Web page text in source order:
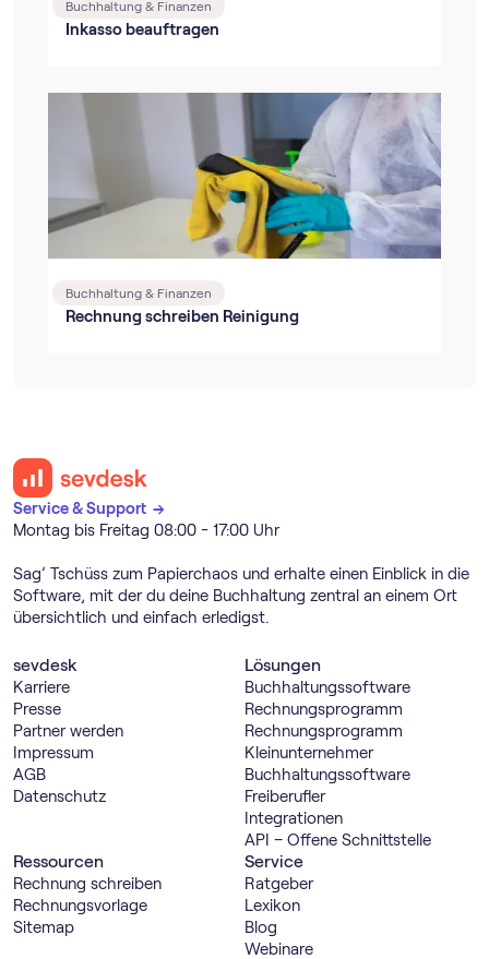
Buchhaltung & Finanzen
Inkasso beauftragen
Buchhaltung & Finanzen
Rechnung schreiben Reinigung
Service & Support →
Montag bis Freitag 08:00 - 17:00 Uhr
Sag’ Tschüss zum Papierchaos und erhalte einen Einblick in die
Software, mit der du deine Buchhaltung zentral an einem Ort
übersichtlich und einfach erledigst.
sevdesk
Karriere
Presse
Partner werden
Impressum
AGB
Datenschutz
Lösungen
Buch­haltungs­software
Rechnungs­programm
Rechnungs­programm
Kleinunternehmer
Buch­haltungs­software
Freiberufler
Integrationen
API – Offene Schnittstelle
Ressourcen
Rechnung schreiben
Rechnungsvorlage
Sitemap
Service
Ratgeber
Lexikon
Blog
Webinare